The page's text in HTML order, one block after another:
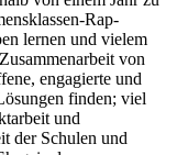
Rap-
lernen und vielem
von
engagierte und
finden; viel
und
der Schulen und